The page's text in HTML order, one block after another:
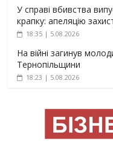
У справі вбивства
крапку: апеляцію
18:35 | 5.08.2026
На війні загинув
Тернопільщини
18:23 | 5.08.2026